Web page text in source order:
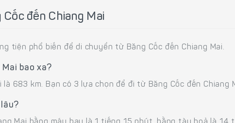
đến Chiang Mai
tiện phổ biến để di chuyển từ Băng Cốc đến Chiang Mai.
bao xa?
là 683 km. Bạn có 3 lựa chọn để đi từ Băng Cốc đến